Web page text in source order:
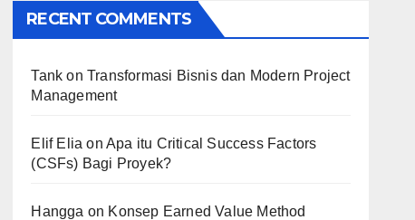
RECENT COMMENTS
Tank on Transformasi Bisnis dan Modern Project
Management
Elif Elia on Apa itu Critical Success Factors
(CSFs) Bagi Proyek?
Hangga on Konsep Earned Value Method